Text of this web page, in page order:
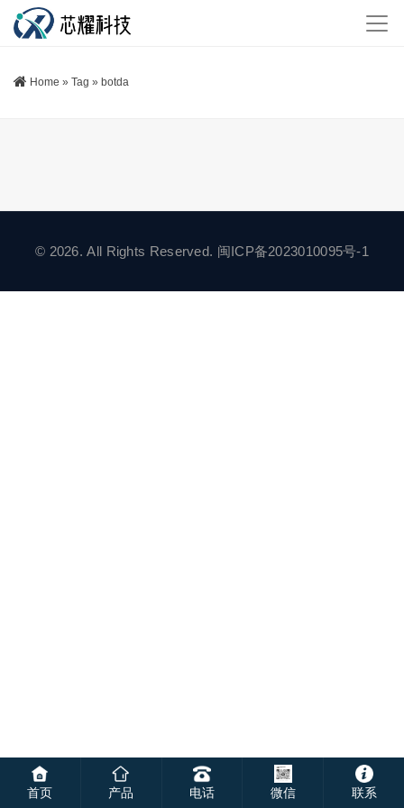
Home » Tag » botda
© 2026. All Rights Reserved. 闽ICP备2023010095号-1
首页 产品 电话 微信 联系